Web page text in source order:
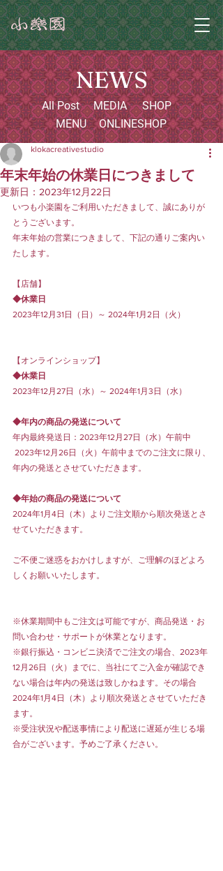
NEWS
All Post
MENU
MEDIA
SHOP
ONLINESHOP
年末年始の休業日につきまして
klokacreativestudio
更新日： 2023年12月22日
いつも小楽園をご利用いただきまして、誠にありが
とうございます。
年末年始の営業につきまして、下記の通りご案内い
たします。
【店舗】
◆休業日
2023年12月31日（日）～ 2024年1月2日（火）
【オンラインショップ】
◆休業日
2023年12月27日（水）～ 2024年1月3日（水）
◆年内の商品の発送について
年内最終発送日：2023年12月27日（水）午前中
年内の発送とさせていただきます。
◆年始の商品の発送について
2024年1月4日（木）よりご注文順から順次発送とさ
せていただきます。
ご不便ご迷惑をおかけしますが、ご理解のほどよろ
しくお願いいたします。
※休業期間中もご注文は可能ですが、商品発送・お
問い合わせ・サポートが休業となります。
※銀行振込・コンビニ決済でご注文の場合、2023年
12月26日（火）までに、当社にてご入金が確認でき
ない場合は年内の発送は致しかねます。その場合
2024年1月4日（木）より順次発送とさせていただき
ます。
※受注状況や配送事情により配送に遅延が生じる場
合がございます。予めご了承ください。